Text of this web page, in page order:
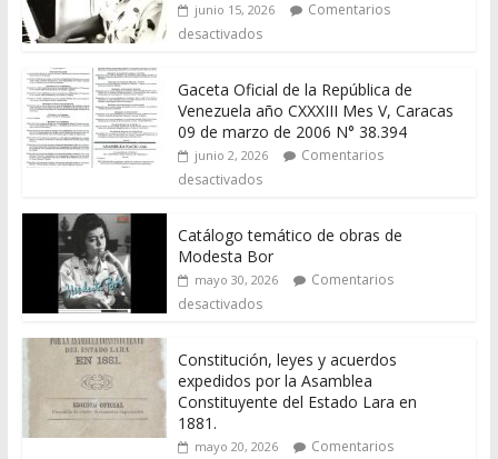
junio 15, 2026
Comentarios
desactivados
Gaceta Oficial de la República de
Venezuela año CXXXIII Mes V, Caracas
09 de marzo de 2006 N° 38.394
junio 2, 2026
Comentarios
desactivados
Catálogo temático de obras de
Modesta Bor
mayo 30, 2026
Comentarios
desactivados
Constitución, leyes y acuerdos
expedidos por la Asamblea
Constituyente del Estado Lara en
1881.
mayo 20, 2026
Comentarios